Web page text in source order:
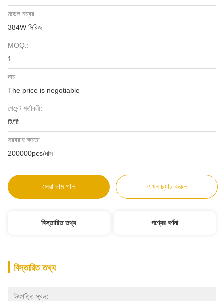
মডেল নম্বর:
384W সিরিজ
MOQ.:
1
দাম:
The price is negotiable
পেমেন্ট শর্তাবলী:
টি/টি
সরবরাহ ক্ষমতা:
200000pcs/মাস
সেরা দাম পান এখন চ্যাট করুন
বিস্তারিত তথ্য পণ্যের বর্ণনা
বিস্তারিত তথ্য
উৎপত্তি স্থল: